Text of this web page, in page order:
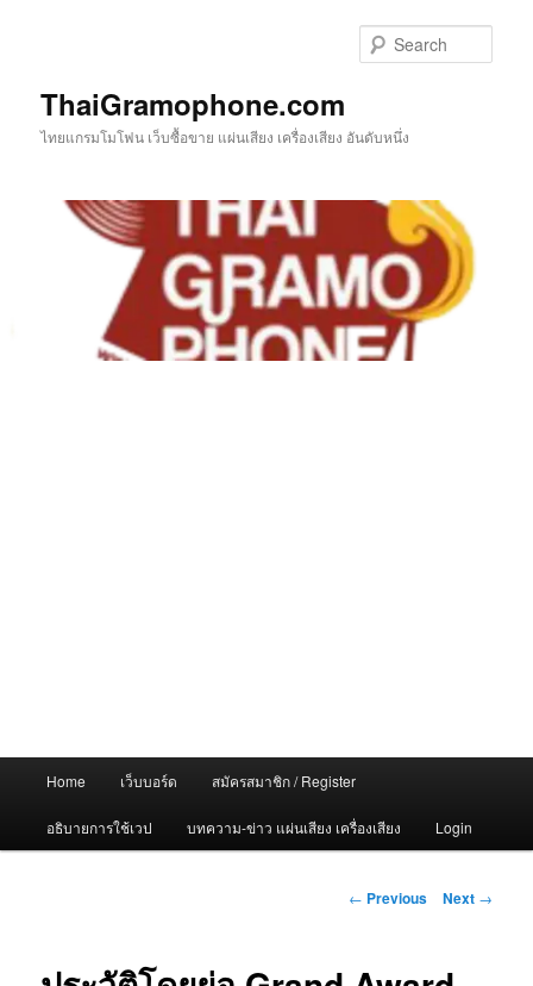
ThaiGramophone.com
ไทยแกรมโมโฟน เว็บซื้อขาย แผ่นเสียง เครื่องเสียง อันดับหนึ่ง
Home เว็บบอร์ด สมัครสมาชิก / Register
อธิบายการใช้เวป บทความ-ข่าว แผ่นเสียง เครื่องเสียง Login
Post
← Previous Next →